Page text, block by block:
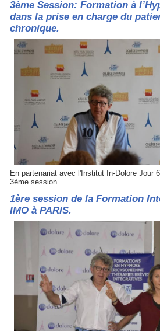
3ème Session: Formation à
dans la prise en charge du
chronique.
En partenariat avec l'Institut In-Dolore Jour
3ème session...
1ère session de la Formation
IMO à PARIS.